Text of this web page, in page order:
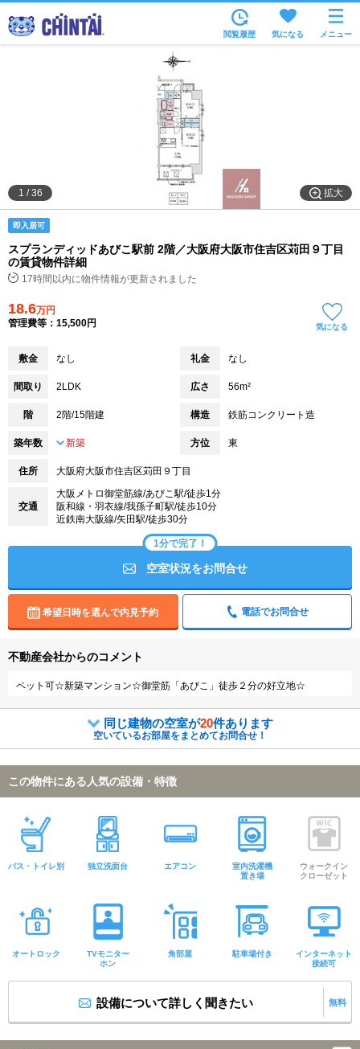
沿線・駅から
住所から
家賃相場から
通勤通学時間から
物件特集から
不動産会社から
閲覧履歴 気になる メニュー
拡大
1 /36
即入居可
スプランディッドあびこ駅前 2階／大阪府大阪市住吉区苅田９丁目
の賃貸物件詳細
17時間以内に物件情報が更新されました
18.6万円
管理費等：15,500円
気になる
敷金 なし 礼金 なし
間取り 2LDK 広さ 56m²
階 2階/15階建 構造 鉄筋コンクリート造
築年数 新築 方位 東
住所 大阪府大阪市住吉区苅田９丁目
交通
大阪メトロ御堂筋線/あびこ駅/徒歩1分
阪和線・羽衣線/我孫子町駅/徒歩10分
近鉄南大阪線/矢田駅/徒歩30分
1分で完了！
空室状況をお問合せ
希望日時を選んで内見予約 電話でお問合せ
不動産会社からのコメント
ペット可☆新築マンション☆御堂筋「あびこ」徒歩２分の好立地☆
同じ建物の空室が20件あります
空いているお部屋をまとめてお問合せ！
この物件にある人気の設備・特徴
バス・トイレ別 独立洗面台 エアコン
室内洗濯機
置き場
ウォークイン
クローゼット
オートロック
TVモニター
ホン
角部屋 駐車場付き
インターネット
接続可
設備について詳しく聞きたい 無料